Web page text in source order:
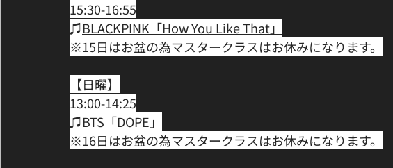
15:30-16:55﻿
♫BLACKPINK「How You Like That」﻿
※15日はお盆の為マスタークラスはお休みになります。﻿
【日曜】﻿
13:00-14:25﻿
♫BTS「DOPE」﻿
※16日はお盆の為マスタークラスはお休みになります。﻿